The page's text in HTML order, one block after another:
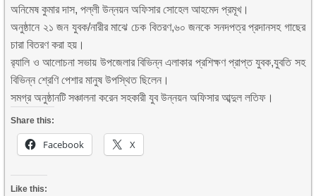
অনিমেষ কুমার দাস, পল্লী উন্নয়ন অফিসার সোহেল আহমেদ প্রমূখ।
অনুষ্ঠানে ২১ জন যুবক/নারীর মাঝে চেক বিতরণ,৬০ জনকে সনদপত্র প্রদানসহ গাছের
চারা বিতরণ করা হয়।
র‌্যালি ও আলোচনা সভায় উপজেলার বিভিন্ন এলাকার প্রশিক্ষণ প্রাপ্ত যুবক,যুবতি সহ
বিভিন্ন শ্রেণি পেশার মানুষ উপস্থিত ছিলেন।
সমগ্র অনুষ্ঠানটি সঞ্চালনা করেন সহকারী যুব উন্নয়ন অফিসার আব্দুল লতিফ।
Share this:
Facebook X
Like this: